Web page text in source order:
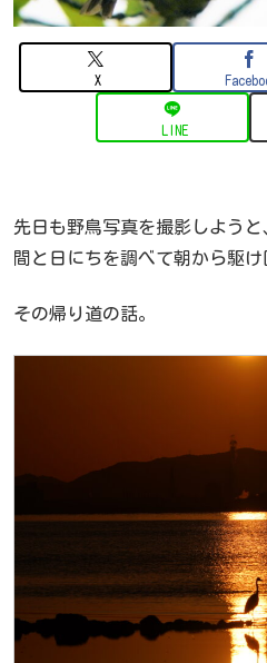
X
LINE
先日も野鳥写真を撮影しよう
間と日にちを調べて朝から駆け
その帰り道の話。